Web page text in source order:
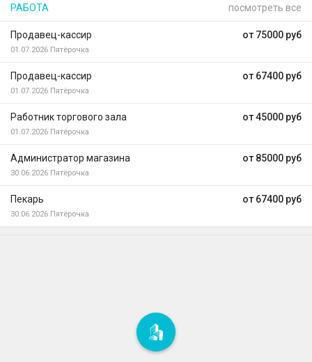
РАБОТА посмотреть все
от 75000 руб
Продавец-кассир
01.07.2026 Пятёрочка
от 67400 руб
Продавец-кассир
01.07.2026 Пятёрочка
от 45000 руб
Работник торгового зала
01.07.2026 Пятёрочка
от 85000 руб
Администратор магазина
30.06.2026 Пятёрочка
от 67400 руб
Пекарь
30.06.2026 Пятёрочка